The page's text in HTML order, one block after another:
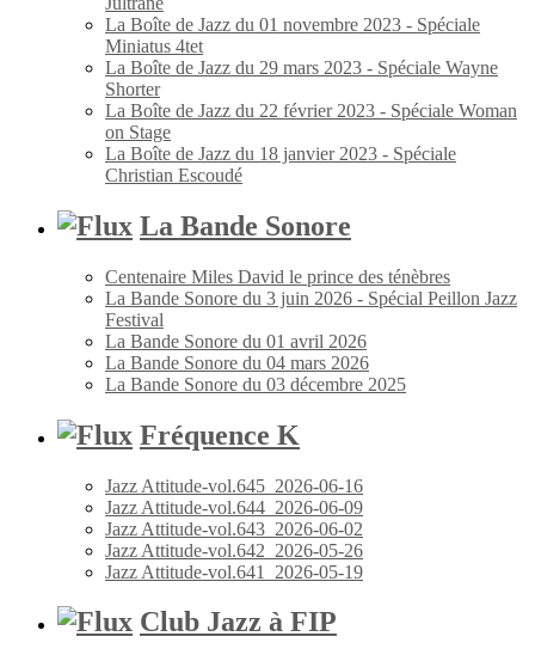
La Boîte de Jazz du 01 novembre 2023 - Spéciale
Miniatus 4tet
La Boîte de Jazz du 29 mars 2023 - Spéciale Wayne
Shorter
La Boîte de Jazz du 22 février 2023 - Spéciale Woman
on Stage
La Boîte de Jazz du 18 janvier 2023 - Spéciale
Christian Escoudé
La Bande Sonore
Centenaire Miles David le prince des ténèbres
La Bande Sonore du 3 juin 2026 - Spécial Peillon Jazz
Festival
La Bande Sonore du 01 avril 2026
La Bande Sonore du 04 mars 2026
La Bande Sonore du 03 décembre 2025
Fréquence K
Jazz Attitude-vol.645_2026-06-16
Jazz Attitude-vol.644_2026-06-09
Jazz Attitude-vol.643_2026-06-02
Jazz Attitude-vol.642_2026-05-26
Jazz Attitude-vol.641_2026-05-19
Club Jazz à FIP